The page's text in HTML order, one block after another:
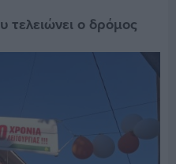
τελειώνει ο δρόμος